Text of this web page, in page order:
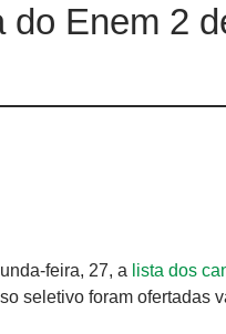
Enem 2
feira, 27, a lista dos
seletivo foram ofertadas